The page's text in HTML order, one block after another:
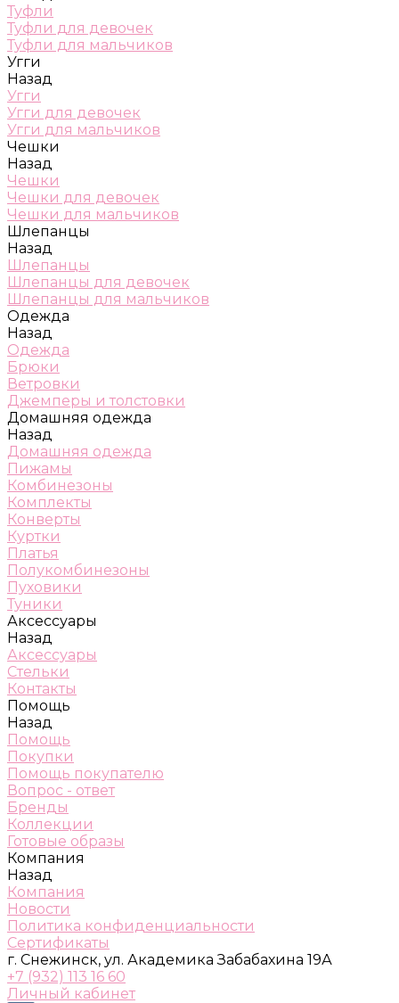
Туфли
Туфли для девочек
Туфли для мальчиков
Угги
Назад
Угги
Угги для девочек
Угги для мальчиков
Чешки
Назад
Чешки
Чешки для девочек
Чешки для мальчиков
Шлепанцы
Назад
Шлепанцы
Шлепанцы для девочек
Шлепанцы для мальчиков
Одежда
Назад
Одежда
Брюки
Ветровки
Джемперы и толстовки
Домашняя одежда
Назад
Домашняя одежда
Пижамы
Комбинезоны
Комплекты
Конверты
Куртки
Платья
Полукомбинезоны
Пуховики
Туники
Аксессуары
Назад
Аксессуары
Стельки
Контакты
Помощь
Назад
Помощь
Покупки
Помощь покупателю
Вопрос - ответ
Бренды
Коллекции
Готовые образы
Компания
Назад
Компания
Новости
Политика конфиденциальности
Сертификаты
г. Снежинск, ул. Академика Забабахина 19А
+7 (932) 113 16 60
Личный кабинет